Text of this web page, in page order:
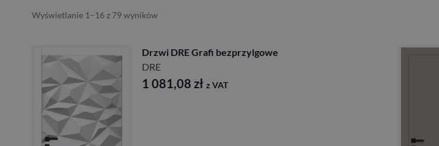
Wyświetlanie 1–16 z 79 wyników
Drzwi DRE Grafi bezprzylgowe
DRE
1 081,08 zł z VAT